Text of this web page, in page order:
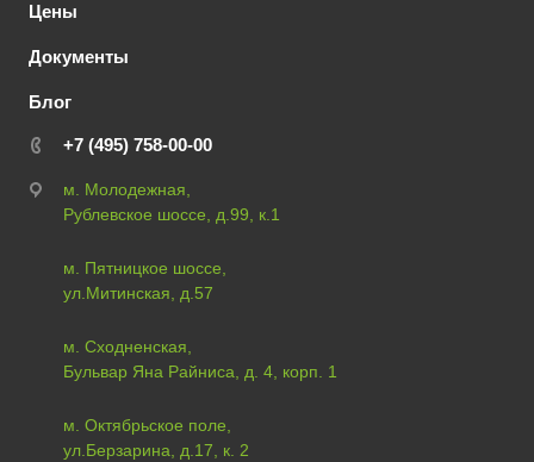
Цены
Документы
Блог
+7 (495) 758-00-00
м. Молодежная,
Рублевское шоссе, д.99, к.1
м. Пятницкое шоссе,
ул.Митинская, д.57
м. Сходненская,
Бульвар Яна Райниса, д. 4, корп. 1
м. Октябрьское поле,
ул.Берзарина, д.17, к. 2